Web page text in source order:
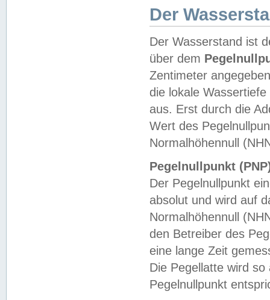
Der
Der Wasserstand ist
über dem
Zentimeter
die lokale
aus. Erst durch die
Wert des
Normalhöhennull
Pegelnullpunkt
Der Pegelnullpunkt
absolut und wird auf
Normalhöhennull
den Betreiber des
eine lange Zeit
Die Pegellatte wird
Pegelnullpunkt